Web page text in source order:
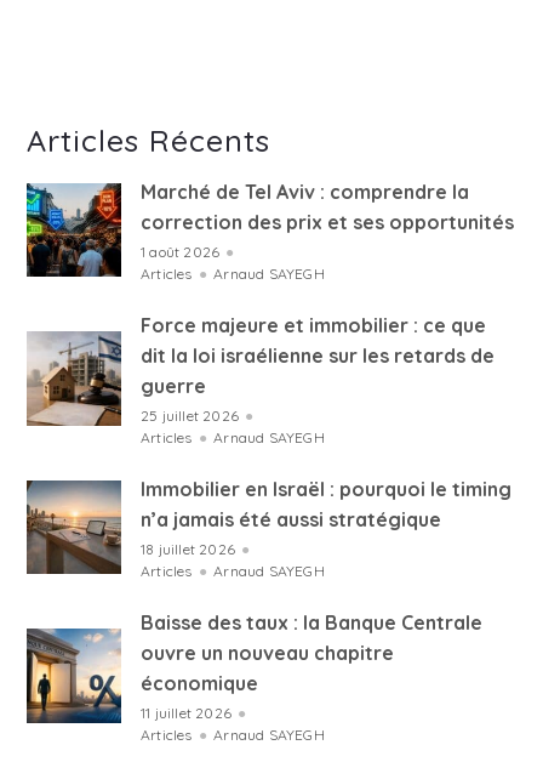
Articles Récents
Marché de Tel Aviv : comprendre la
correction des prix et ses opportunités
1 août 2026 ●
Articles ● Arnaud SAYEGH
Force majeure et immobilier : ce que
dit la loi israélienne sur les retards de
guerre
25 juillet 2026 ●
Articles ● Arnaud SAYEGH
Immobilier en Israël : pourquoi le timing
n’a jamais été aussi stratégique
18 juillet 2026 ●
Articles ● Arnaud SAYEGH
Baisse des taux : la Banque Centrale
ouvre un nouveau chapitre
économique
11 juillet 2026 ●
Articles ● Arnaud SAYEGH